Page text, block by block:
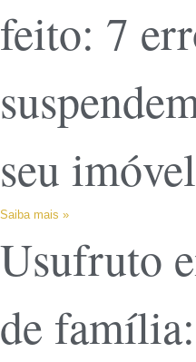
feito: 7
seu imóvel
Saiba mais »
Usufruto
de